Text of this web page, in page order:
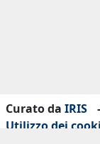
Curato da IRIS -
Utilizzo dei